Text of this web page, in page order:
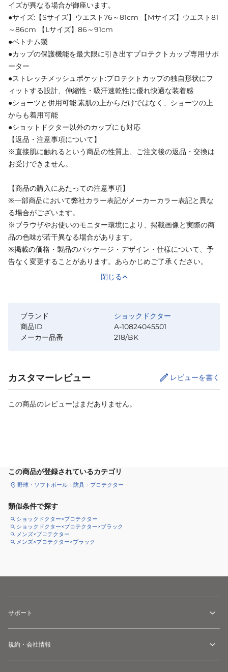
イズが異なる場合が御座います。
●サイズ:【Sサイズ】ウエスト76～81cm 【Mサイズ】ウエスト81
～86cm 【Lサイズ】86～91cm
●ベトナム製
●カップの保護機能を最大限に引き出すプロテクトカップ専用サポ
ーター
●ストレッチメッシュポケット:プロテクトカップの独自形状にフ
ィットする設計、伸縮性・吸汗速乾性に優れ快適な装着感
●ショーツと併用可能:素肌の上からだけではなく、ショーツの上
からも着用可能
●ショットドクター以外のカップにも対応
【返品・注意事項について】
※直接肌に触れるという商品の性質上、ご注文後の返品・交換は
お受けできません。
【商品の購入にあたっての注意事項】
※一部商品において弊社カラー表記がメーカーカラー表記と異な
る場合がございます。
※ブラウザやお使いのモニター環境により、掲載画像と実際の商
品の色味が若干異なる場合があります。
※掲載の価格・製品のパッケージ・デザイン・仕様について、予
告なく変更することがあります。あらかじめご了承ください。
閉じる
ブランド
ショックドクター
商品ID
A-10824045501
メーカー品番
218/BK
カスタマーレビュー レビューを書く
この商品のレビューはまだありません。
この商品が登録されているカテゴリ
野球・ソフトボール 防具 プロテクター
類似条件で探す
ショックドクター×プロテクター
ショックドクター×プロテクター×ブラック
メンズ×プロテクター
メンズ×プロテクター×ブラック
サポート
規約・会社情報